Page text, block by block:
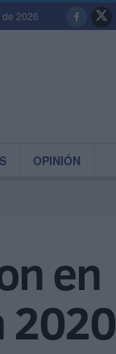
de 2026
OPINIÓN
en
2020